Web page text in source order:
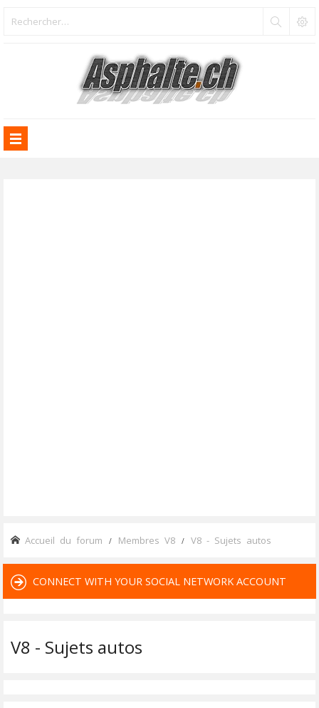
Accueil du forum Membres V8 V8 - Sujets autos
CONNECT WITH YOUR SOCIAL NETWORK ACCOUNT
V8 - Sujets autos